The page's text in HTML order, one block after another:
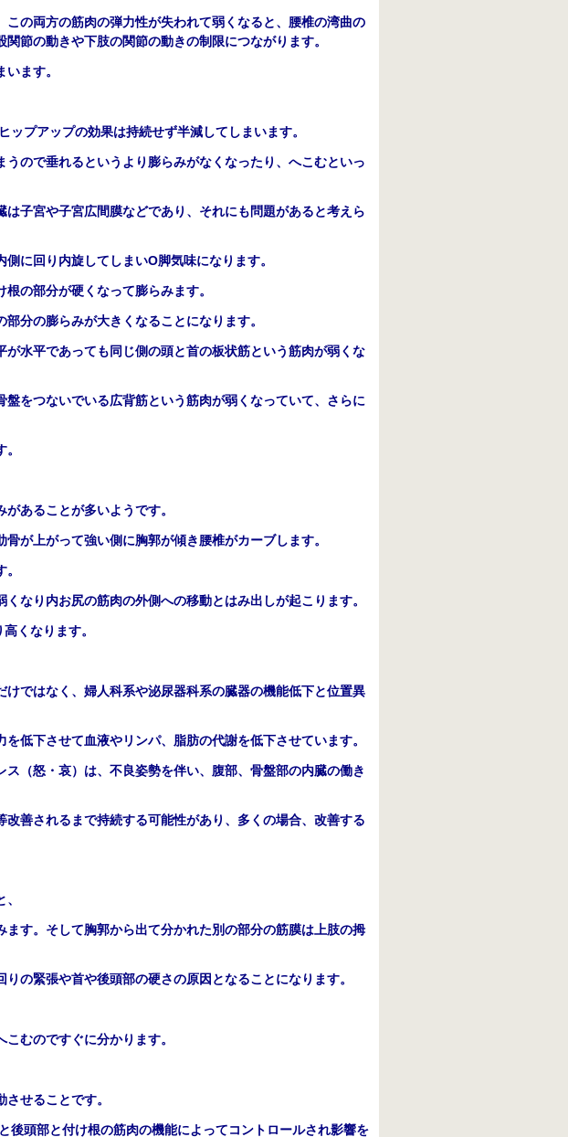
この両方の筋肉の弾力性が失われて弱くなると、腰椎の湾曲の
節の動きや下肢の関節の動きの制限につながります。
ます。
プアップの効果は持続せず半減してしまいます。
ので垂れるというより膨らみがなくなったり、へこむといっ
子宮や子宮広間膜などであり、それにも問題があると考えら
に回り内旋してしまいO脚気味になります。
の部分が硬くなって膨らみます。
分の膨らみが大きくなることになります。
水平であっても同じ側の頭と首の板状筋という筋肉が弱くな
をつないでいる広背筋という筋肉が弱くなっていて、さらに
あることが多いようです。
が上がって強い側に胸郭が傾き腰椎がカーブします。
なり内お尻の筋肉の外側への移動とはみ出しが起こります。
くなります。
ではなく、婦人科系や泌尿器科系の臓器の機能低下と位置異
低下させて血液やリンパ、脂肪の代謝を低下させています。
（怒・哀）は、不良姿勢を伴い、腹部、骨盤部の内臓の働き
善されるまで持続する可能性があり、多くの場合、改善する
す。そして胸郭から出て分かれた別の部分の筋膜は上肢の拇
の緊張や首や後頭部の硬さの原因となることになります。
むのですぐに分かります。
せることです。
頭部と付け根の筋肉の機能によってコントロールされ影響を